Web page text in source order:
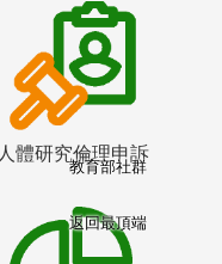
人體研究倫理申訴
教育部社群
返回最頂端